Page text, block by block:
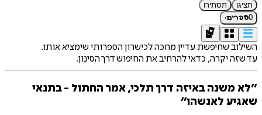
תציגו
תסתירו
0ספרים›
השילוב שחיפשת עדיין מחכה לכישרון הספרותי שימציא אותו.
עד שזה יקרה, כדאי להרחיב את החיפוש דרך הסינון.
״לא משנה באיזה דרך תלכי, אמר החתול - בתנאי
שאגיע לאנשהו״